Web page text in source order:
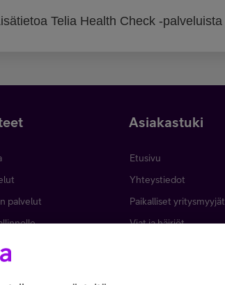
Telia Health Check -palveluista
palvelut
Asiakastuki
Etusivu
Yhteystiedot
Paikalliset yritysmyyjät
Viat ja häiriöt